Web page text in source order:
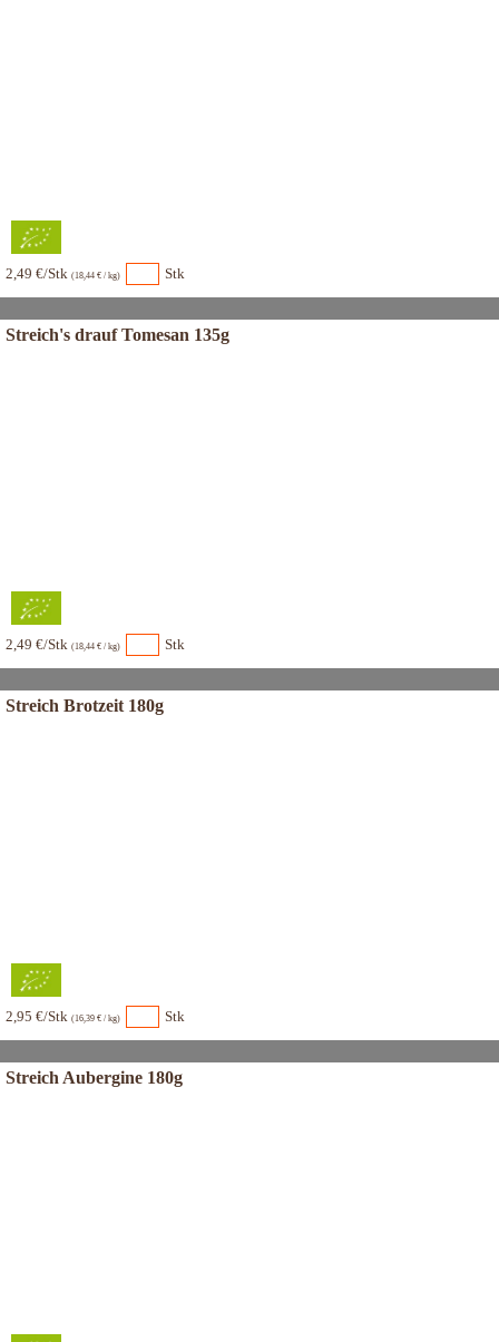
2,49 €/Stk (18,44 € / kg) Stk
Streich's drauf Tomesan 135g
2,49 €/Stk (18,44 € / kg) Stk
Streich Brotzeit 180g
2,95 €/Stk (16,39 € / kg) Stk
Streich Aubergine 180g